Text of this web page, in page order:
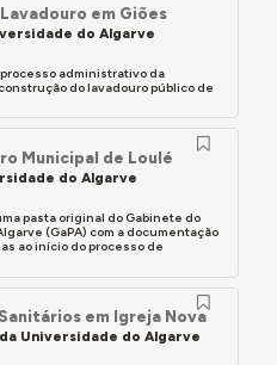
em Giões
do Algarve
administrativo da
do lavadouro público de
Municipal de Loulé
do Algarve
pasta original do Gabinete do
(GaPA) com a documentação
ao início do processo de
em Igreja Nova
Universidade do Algarve